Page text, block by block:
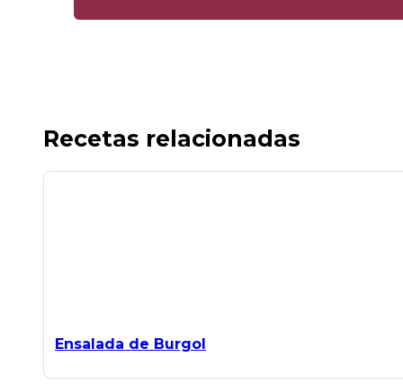
Recetas relacionadas
Ensalada de Burgol